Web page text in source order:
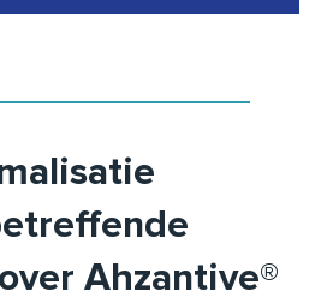
Ahzantive®